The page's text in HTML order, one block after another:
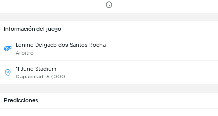
Información del juego
Lenine Delgado dos Santos Rocha
Árbitro
11 June Stadium
Capacidad: 67,000
Predicciones